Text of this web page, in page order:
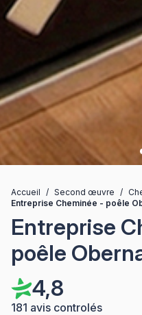
Accueil / Second œuvre /
Entreprise Cheminée - poêle
Entreprise
poêle
4,8
181 avis controlés